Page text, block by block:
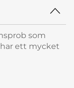
som
ett mycket